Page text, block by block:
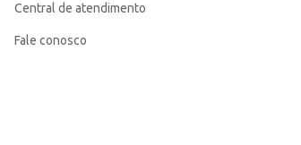
Central de atendimento
Fale conosco